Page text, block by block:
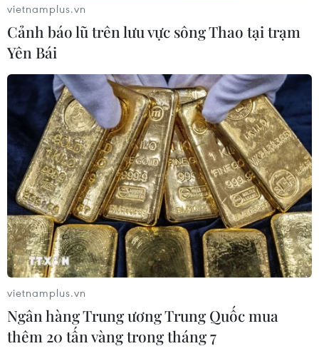
vietnamplus.vn
Cảnh báo lũ trên lưu vực sông Thao tại trạm
Yên Bái
vietnamplus.vn
Ngân hàng Trung ương Trung Quốc mua
thêm 20 tấn vàng trong tháng 7